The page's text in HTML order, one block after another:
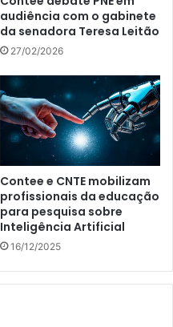
audiência com o gabinete
da senadora Teresa Leitão
27/02/2026
Contee e CNTE mobilizam
profissionais da educação
para pesquisa sobre
Inteligência Artificial
16/12/2025